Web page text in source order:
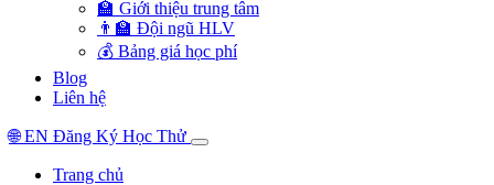
🏫 Giới thiệu trung tâm
👨‍🏫 Đội ngũ HLV
💰 Bảng giá học phí
Blog
Liên hệ
🌐 EN Đăng Ký Học Thử
Trang chủ